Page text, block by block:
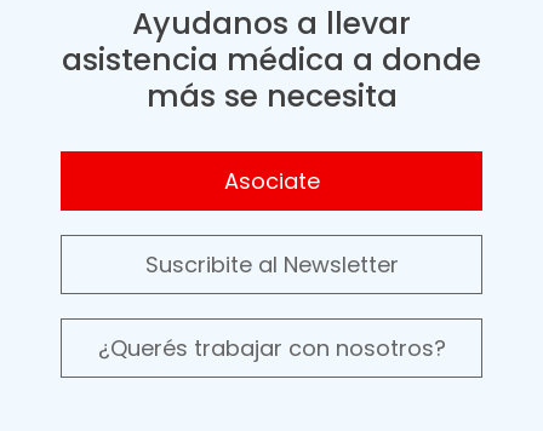
Ayudanos a llevar
asistencia médica a donde
más se necesita
Asociate
Suscribite al Newsletter
¿Querés trabajar con nosotros?